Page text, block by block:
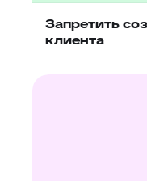
Запретить
клиента